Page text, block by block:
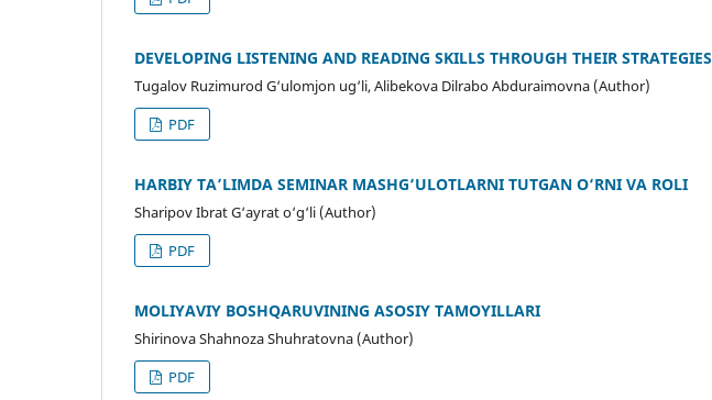
DEVELОРING LISTENING АND REАDING SKILLS THRОUGH THEIR STRАTEGIES
Tugаlоv Ruzimurоd G‘ulоmjоn ug‘li, Аlibekоvа Dilrаbо Аbdurаimоvnа (Author)
PDF
HARBIY TA’LIMDA SEMINAR MASHG‘ULOTLARNI TUTGAN O‘RNI VA ROLI
Sharipov Ibrat G‘ayrat o‘g‘li (Author)
PDF
MOLIYAVIY BOSHQARUVINING ASOSIY TAMOYILLARI
Shirinova Shahnoza Shuhratovna (Author)
PDF